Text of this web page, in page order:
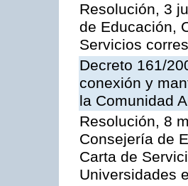
Resolución, 3
de Educación,
Servicios
Decreto 161/
conexión y
la Comunidad
Resolución, 8
Consejería de
Carta de
Universidades